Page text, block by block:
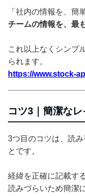
「社内の情報を、簡
チームの情報を、最
これ以上なくシンプ
られます。
https://www.stock-
コツ3｜簡潔な
3つ目のコツは、読
とです。
経緯を正確に記載す
読みづらいため簡潔